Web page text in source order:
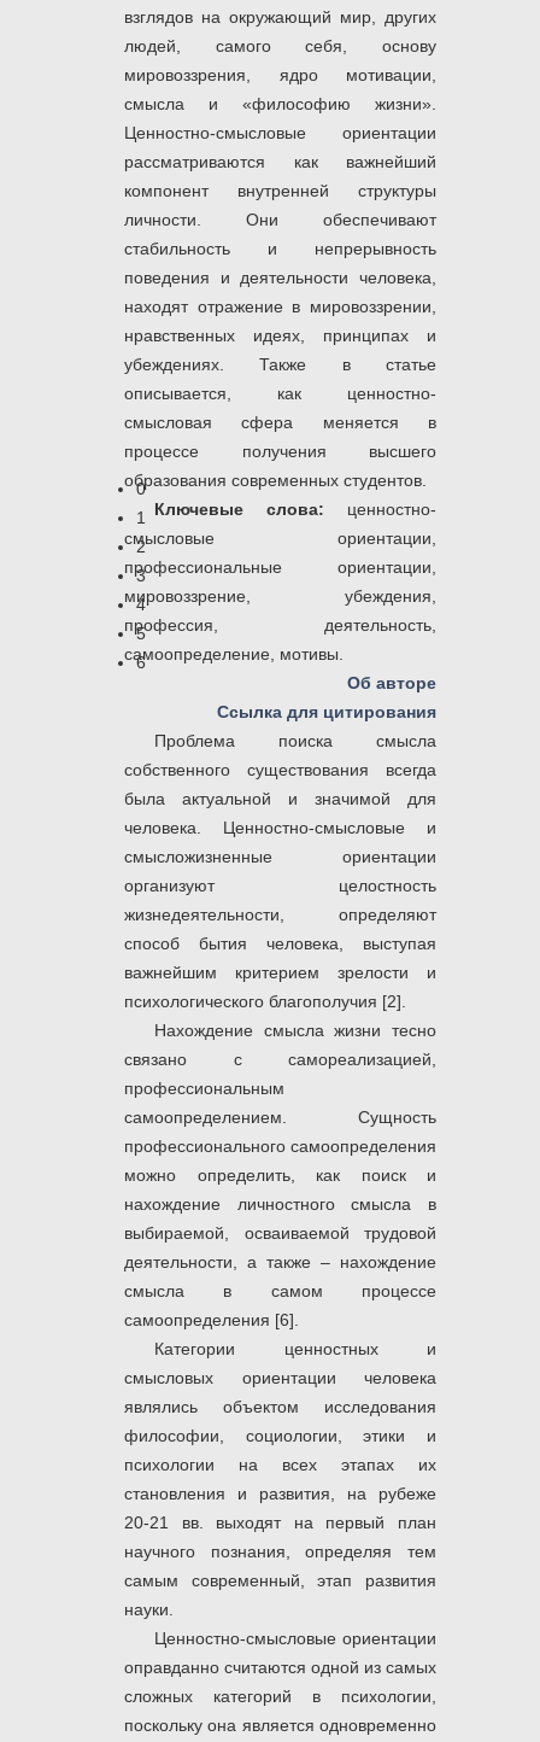
0
1
2
3
4
5
6
взглядов на окружающий мир, других
людей, самого себя, основу
мировоззрения, ядро мотивации,
смысла и «философию жизни».
Ценностно-смысловые ориентации
рассматриваются как важнейший
компонент внутренней структуры
личности. Они обеспечивают
стабильность и непрерывность
поведения и деятельности человека,
находят отражение в мировоззрении,
нравственных идеях, принципах и
убеждениях. Также в статье
описывается, как ценностно-
смысловая сфера меняется в
процессе получения высшего
образования современных студентов.
Ключевые слова: ценностно-
смысловые ориентации,
профессиональные ориентации,
мировоззрение, убеждения,
профессия, деятельность,
самоопределение, мотивы.
Об авторе
Ссылка для цитирования
Проблема поиска смысла
собственного существования всегда
была актуальной и значимой для
человека. Ценностно-смысловые и
смысложизненные ориентации
организуют целостность
жизнедеятельности, определяют
способ бытия человека, выступая
важнейшим критерием зрелости и
психологического благополучия [2].
Нахождение смысла жизни тесно
связано с самореализацией,
профессиональным
самоопределением. Сущность
профессионального самоопределения
можно определить, как поиск и
нахождение личностного смысла в
выбираемой, осваиваемой трудовой
деятельности, а также – нахождение
смысла в самом процессе
самоопределения [6].
Категории ценностных и
смысловых ориентации человека
являлись объектом исследования
философии, социологии, этики и
психологии на всех этапах их
становления и развития, на рубеже
20-21 вв. выходят на первый план
научного познания, определяя тем
самым современный, этап развития
науки.
Ценностно-смысловые ориентации
оправданно считаются одной из самых
сложных категорий в психологии,
поскольку она является одновременно